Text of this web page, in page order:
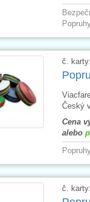
č. karty:
Český
Cena
alebo
č. karty: